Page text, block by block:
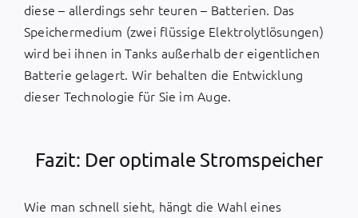
diese – allerdings sehr teuren – Batterien. Das
Speichermedium (zwei flüssige Elektrolytlösungen)
wird bei ihnen in Tanks außerhalb der eigentlichen
Batterie gelagert. Wir behalten die Entwicklung
dieser Technologie für Sie im Auge.
Fazit: Der optimale Stromspeicher
Wie man schnell sieht, hängt die Wahl eines